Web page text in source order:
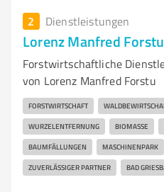
2 Dienstleistungen
Lorenz Manfred
Forstwirtschaftliche
von Lorenz Manfred Forstu
FORSTWIRTSCHAFT
WURZELENTFERNUNG BIOMASSE
BAUMFÄLLUNGEN MASCHINENPARK
ZUVERLÄSSIGER PARTNER BAD